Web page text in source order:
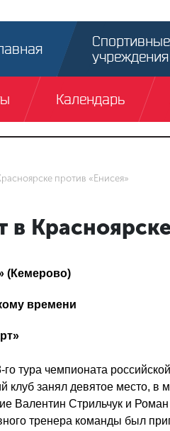
Спортивные
учреждения
Календарь
против «Енисея»
в
(Кемерово)
времени
го тура чемпионата
клуб занял девятое место, в
Валентин Стрильчук и
тренера команды был